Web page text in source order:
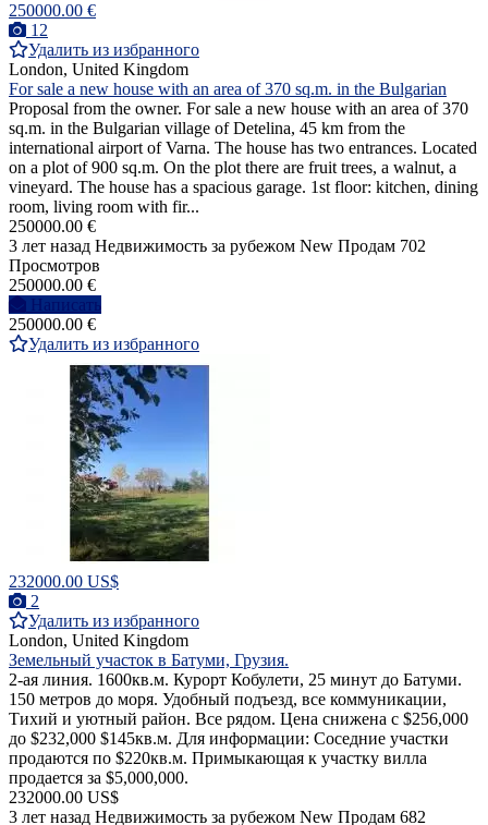
250000.00 €
12
Удалить из избранного
London, United Kingdom
For sale a new house with an area of 370 sq.m. in the Bulgarian
Proposal from the owner. For sale a new house with an area of 370
sq.m. in the Bulgarian village of Detelina, 45 km from the
international airport of Varna. The house has two entrances. Located
on a plot of 900 sq.m. On the plot there are fruit trees, a walnut, a
vineyard. The house has a spacious garage. 1st floor: kitchen, dining
room, living room with fir...
250000.00 €
3 лет назад Недвижимость за рубежом New Продам 702
Просмотров
250000.00 €
Написать
250000.00 €
Удалить из избранного
232000.00 US$
2
Удалить из избранного
London, United Kingdom
Земельный участок в Батуми, Грузия.
2-ая линия. 1600кв.м. Курорт Кобулети, 25 минут до Батуми.
150 метров до моря. Удобный подъезд, все коммуникации,
Тихий и уютный район. Все рядом. Цена снижена с $256,000
до $232,000 $145кв.м. Для информации: Соседние участки
продаются по $220кв.м. Примыкающая к участку вилла
продается за $5,000,000.
232000.00 US$
3 лет назад Недвижимость за рубежом New Продам 682